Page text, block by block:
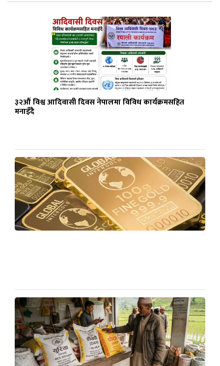
३२औँ विश्व आदिवासी दिवस नेपालमा विविध कार्यक्रमसहित
मनाइँदै